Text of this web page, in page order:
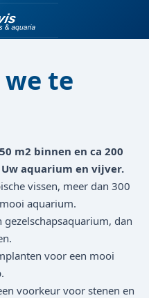
te
m2 binnen en ca 200
aquarium en vijver.
vissen, meer dan 300
aquarium.
dan
voor een mooi
voorkeur voor stenen en